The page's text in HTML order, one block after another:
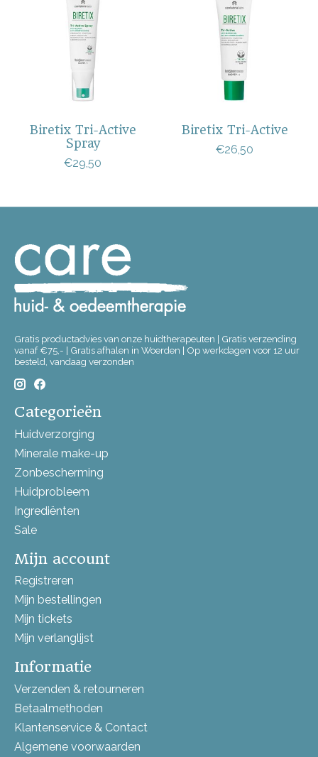
Biretix Tri-Active
Spray
€29,50
Biretix Tri-Active
€26,50
Gratis productadvies van onze huidtherapeuten | Gratis verzending
vanaf €75,- | Gratis afhalen in Woerden | Op werkdagen voor 12 uur
besteld, vandaag verzonden
Categorieën
Huidverzorging
Minerale make-up
Zonbescherming
Huidprobleem
Ingrediënten
Sale
Mijn account
Registreren
Mijn bestellingen
Mijn tickets
Mijn verlanglijst
Informatie
Verzenden & retourneren
Betaalmethoden
Klantenservice & Contact
Algemene voorwaarden